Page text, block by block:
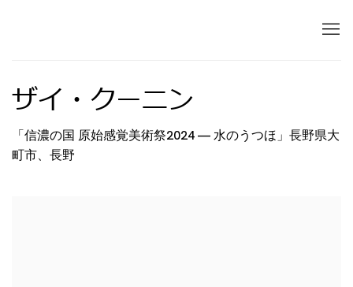
ザイ・クーニン
「信濃の国 原始感覚美術祭2024 — 水のうつほ」長野県大
町市、長野